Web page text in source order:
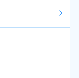
arrow_forward_ios